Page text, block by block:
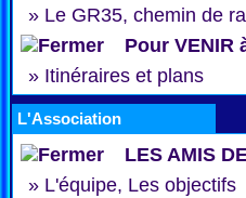
» Le GR35, chemin de
Pour VENIR
» Itinéraires et plans
L'Association
LES AMIS
» L'équipe, Les objectifs